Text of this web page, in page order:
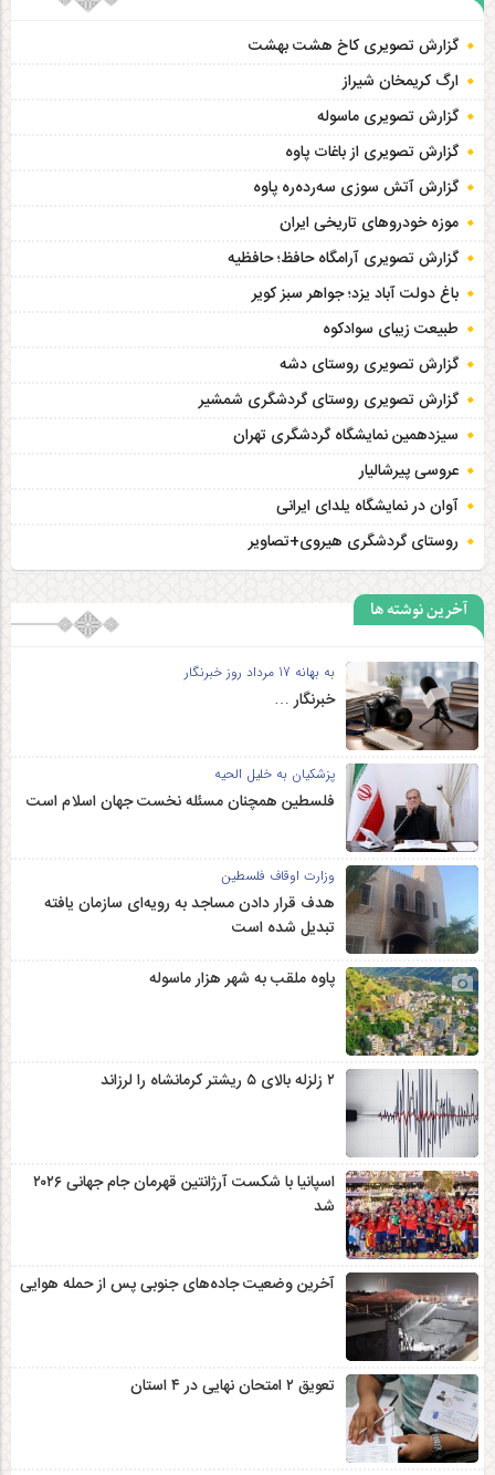
گزارش تصویری کاخ هشت‌ بهشت
ارگ کریمخان شیراز
گزارش تصویری ماسوله
گزارش تصویری از باغات پاوه
گزارش آتش سوزی سەردەرە پاوه
موزه خودروهای تاریخی ایران
گزارش تصویری آرامگاه حافظ؛ حافظیه‎
باغ دولت آباد یزد؛ جواهر سبز کویر
طبیعت زیبای سوادکوه
گزارش تصویری روستای دشه
گزارش تصویری روستای گردشگری شمشیر
سیزدهمین نمایشگاه گردشگری تهران
عروسی پیرشالیار
آوان در نمایشگاه یلدای ایرانی
روستای گردشگری هیروی+تصاویر
آخرین نوشته ها
به بهانه 17 مرداد روز خبرنگار
خبرنگار …
پزشکیان به خلیل الحیه
فلسطین همچنان مسئله نخست جهان اسلام است
وزارت اوقاف فلسطین
هدف قرار دادن مساجد به رویه‌ای سازمان‌ یافته
تبدیل شده است
پاوه ملقب به شهر هزار ماسوله
۲ زلزله‌ بالای ۵ ریشتر کرمانشاه را لرزاند
اسپانیا با شکست آرژانتین قهرمان جام جهانی ۲۰۲۶
شد
آخرین وضعیت جاده‌های جنوبی پس از حمله هوایی
تعویق ۲ امتحان نهایی در ۴ استان